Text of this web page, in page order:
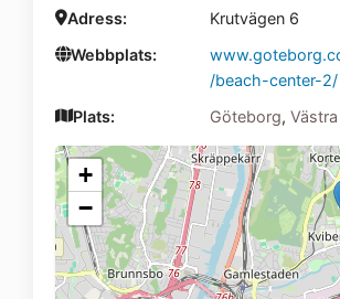
Adress:
Krutvägen 6
Webbplats:
/beach-center-2/
Plats:
Göteborg,
+
−